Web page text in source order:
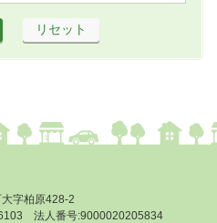
字柏原428-2
法人番号:9000020205834